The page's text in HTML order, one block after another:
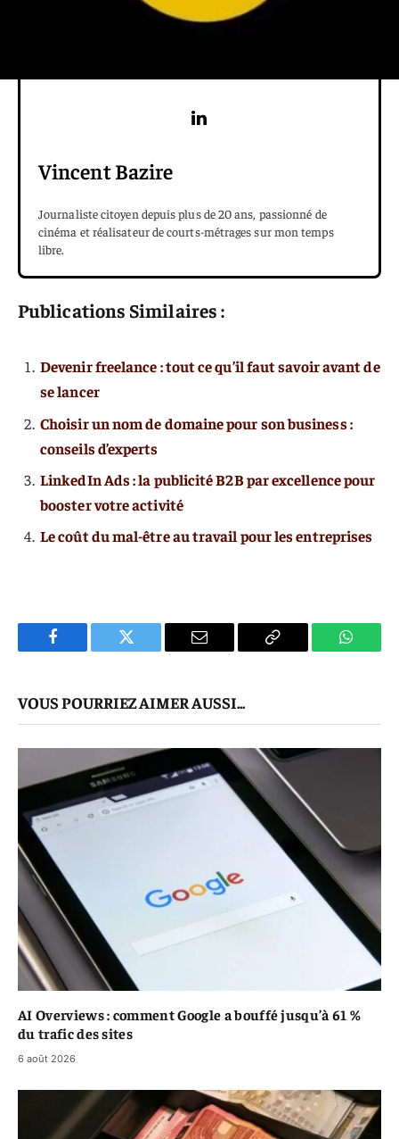
Vincent Bazire
Journaliste citoyen depuis plus de 20 ans, passionné de
cinéma et réalisateur de courts-métrages sur mon temps
libre.
Publications Similaires :
Devenir freelance : tout ce qu’il faut savoir avant de
se lancer
Choisir un nom de domaine pour son business :
conseils d’experts
LinkedIn Ads : la publicité B2B par excellence pour
booster votre activité
Le coût du mal-être au travail pour les entreprises
Facebook Twitter
E-
Copier
VOUS POURRIEZ AIMER AUSSI...
AI Overviews : comment Google a bouffé jusqu’à 61 %
du trafic des sites
6 août 2026